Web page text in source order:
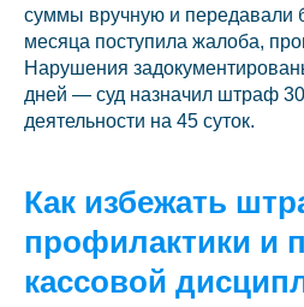
суммы вручную и передавали
месяца поступила жалоба,
Нарушения
дней — суд назначил штраф
деятельности на 45 суток.
Как избежать
профилактики и
кассовой